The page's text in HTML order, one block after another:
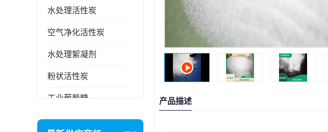
水处理活性炭
空气净化活性炭
水处理絮凝剂
粉状活性炭
工业葡萄糖
废气处理活性炭
产品描述